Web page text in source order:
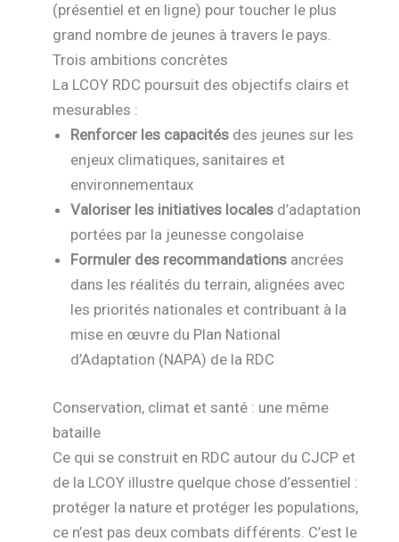
(présentiel et en ligne) pour toucher le plus
grand nombre de jeunes à travers le pays.
Trois ambitions concrètes
La LCOY RDC poursuit des objectifs clairs et
mesurables :
Renforcer les capacités des jeunes sur les
enjeux climatiques, sanitaires et
environnementaux
Valoriser les initiatives locales d’adaptation
portées par la jeunesse congolaise
Formuler des recommandations ancrées
dans les réalités du terrain, alignées avec
les priorités nationales et contribuant à la
mise en œuvre du Plan National
d’Adaptation (NAPA) de la RDC
Conservation, climat et santé : une même
bataille
Ce qui se construit en RDC autour du CJCP et
de la LCOY illustre quelque chose d’essentiel :
protéger la nature et protéger les populations,
ce n’est pas deux combats différents. C’est le